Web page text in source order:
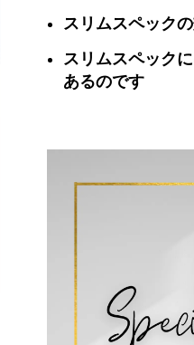
スリムスペック
スリムスペック
あるのです